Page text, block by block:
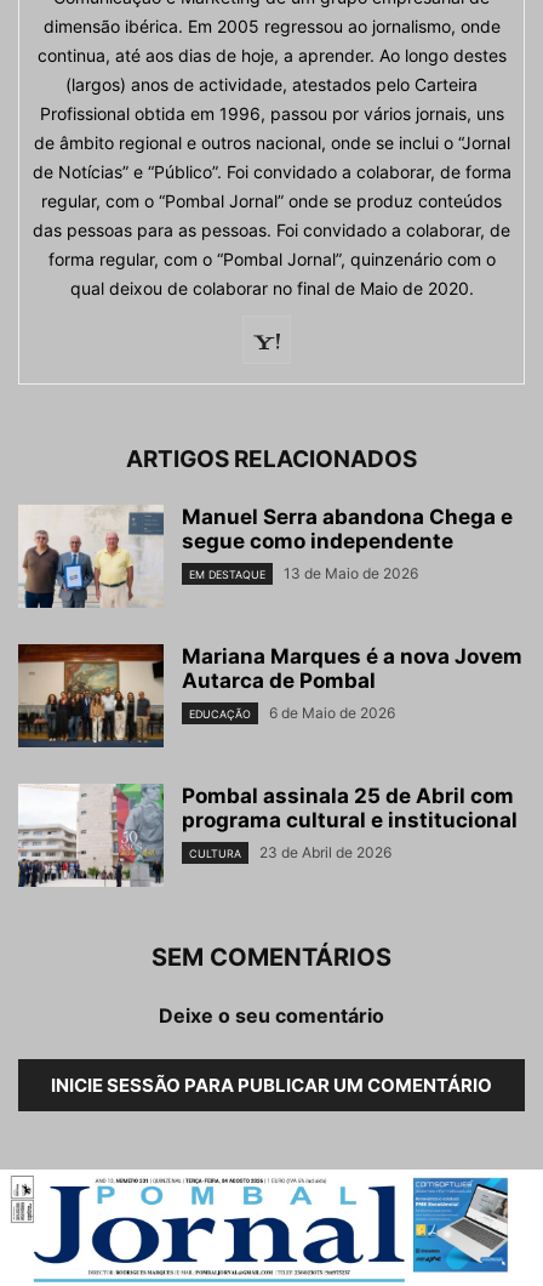
dimensão ibérica. Em 2005 regressou ao jornalismo, onde
continua, até aos dias de hoje, a aprender. Ao longo destes
(largos) anos de actividade, atestados pelo Carteira
Profissional obtida em 1996, passou por vários jornais, uns
de âmbito regional e outros nacional, onde se inclui o “Jornal
de Notícias” e “Público”. Foi convidado a colaborar, de forma
regular, com o “Pombal Jornal” onde se produz conteúdos
das pessoas para as pessoas. Foi convidado a colaborar, de
forma regular, com o “Pombal Jornal”, quinzenário com o
qual deixou de colaborar no final de Maio de 2020.
ARTIGOS RELACIONADOS
Manuel Serra abandona Chega e
segue como independente
EM DESTAQUE 13 de Maio de 2026
Mariana Marques é a nova Jovem
Autarca de Pombal
EDUCAÇÃO 6 de Maio de 2026
Pombal assinala 25 de Abril com
programa cultural e institucional
CULTURA 23 de Abril de 2026
SEM COMENTÁRIOS
Deixe o seu comentário
INICIE SESSÃO PARA PUBLICAR UM COMENTÁRIO